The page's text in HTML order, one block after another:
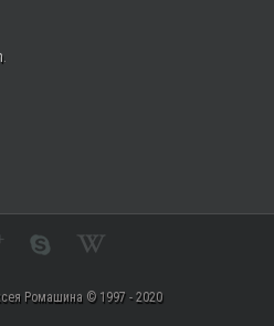
Ромашина © 1997 - 2020